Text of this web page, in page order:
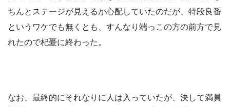
ちんとステージが見えるか心配していたのだが、特段良番
というワケでも無くとも、すんなり端っこの方の前方で見
れたので杞憂に終わった。
なお、最終的にそれなりに人は入っていたが、決して満員